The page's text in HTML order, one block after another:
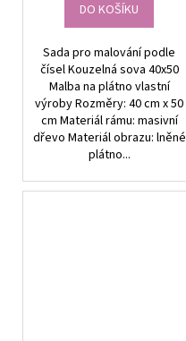
DO KOŠÍKU
Sada pro malování podle
čísel Kouzelná sova 40x50
Malba na plátno vlastní
výroby Rozměry: 40 cm x 50
cm Materiál rámu: masivní
dřevo Materiál obrazu: lněné
plátno...